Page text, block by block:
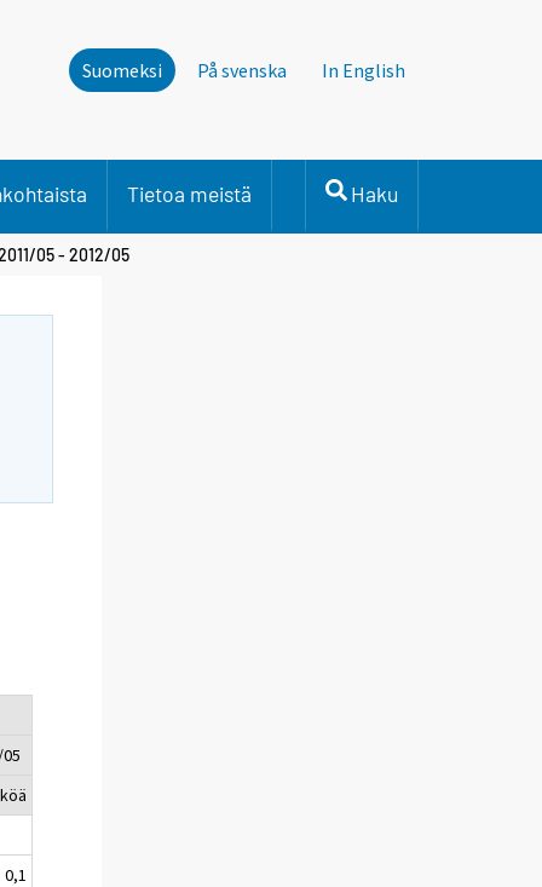
Suomeksi På svenska In English
Tietoa meistä Haku
05 - 2012/05
0,1